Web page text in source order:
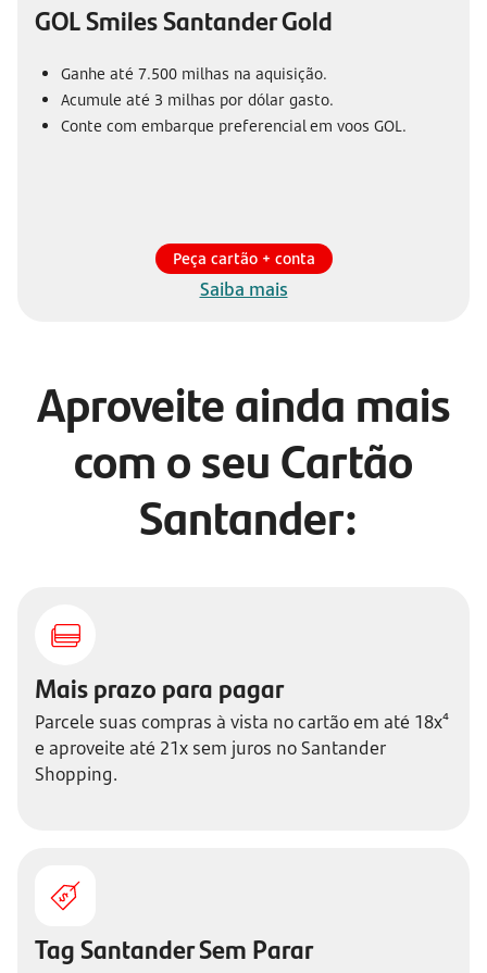
GOL Smiles Santander Gold
Ganhe até 7.500 milhas na aquisição.
Acumule até 3 milhas por dólar gasto.
Conte com embarque preferencial em voos GOL.
Peça cartão + conta
Saiba mais
Aproveite ainda mais
com o seu Cartão
Santander:
Mais prazo para pagar
Parcele suas compras à vista no cartão em até 18x⁴
e aproveite até 21x sem juros no Santander
Shopping.
Tag Santander Sem Parar